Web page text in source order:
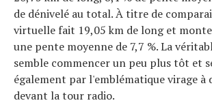
de dénivelé au total. À titre de
virtuelle fait 19,05 km de long et monte
une pente moyenne de 7,7 %. La
semble commencer un peu plus tôt et
également par l'emblématique virage à
devant la tour radio.